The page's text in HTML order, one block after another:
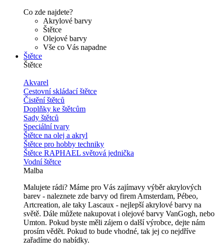
Co zde najdete?
Akrylové barvy
Štětce
Olejové barvy
Vše co Vás napadne
Štětce
Štětce
Akvarel
Cestovní skládací štětce
Čistění štětců
Doplňky ke štětcům
Sady štětců
Speciální tvary
Štětce na olej a akryl
Štětce pro hobby techniky
Štětce RAPHAEL světová jednička
Vodní štětce
Malba
Malujete rádi? Máme pro Vás zajímavy výběr akrylových
barev - naleznete zde barvy od firem Amsterdam, Pébeo,
Artcreation, ale taky Lascaux - nejlepší akrylové barvy na
světě. Dále můžete nakupovat i olejové barvy VanGogh, nebo
Umton. Pokud byste měli zájem o další výrobce, dejte nám
prosím vědět. Pokud to bude vhodné, tak jej co nejdříve
zařadíme do nabídky.